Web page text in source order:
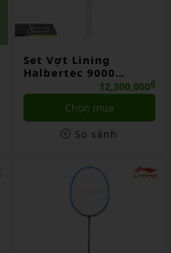
Set Vợt Lining
Halbertec 9000
Limited Chính Hãng
12,300,000₫
Chọn mua
So sánh